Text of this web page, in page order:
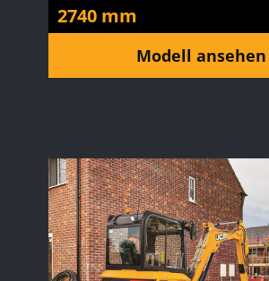
2740 mm
Modell ansehen